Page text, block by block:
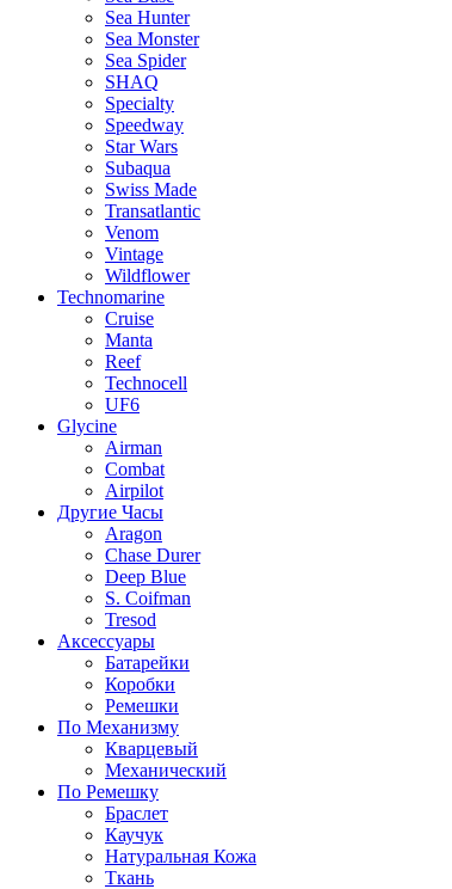
Sea Hunter
Sea Monster
Sea Spider
SHAQ
Specialty
Speedway
Star Wars
Subaqua
Swiss Made
Transatlantic
Venom
Vintage
Wildflower
Technomarine
Cruise
Manta
Reef
Technocell
UF6
Glycine
Airman
Combat
Airpilot
Другие Часы
Aragon
Chase Durer
Deep Blue
S. Coifman
Tresod
Аксессуары
Батарейки
Коробки
Ремешки
По Механизму
Кварцевый
Механический
По Ремешку
Браслет
Каучук
Натуральная Кожа
Ткань